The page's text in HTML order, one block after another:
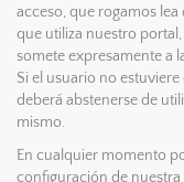
acceso, que rogamos
que utiliza nuestro
somete expresamente a
Si el usuario no
deberá abstenerse de
mismo.
En cualquier momento
configuración de